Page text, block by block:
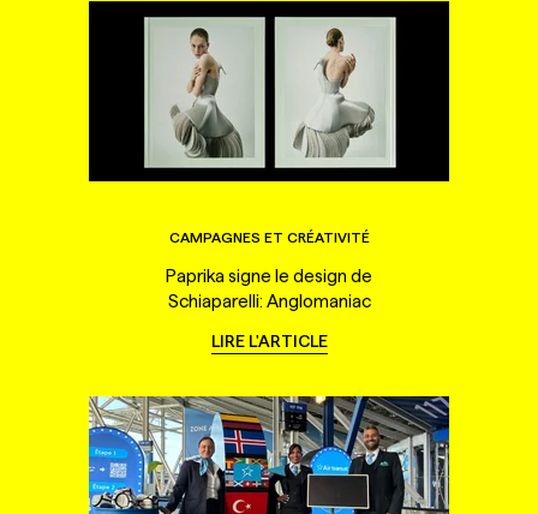
CAMPAGNES ET CRÉATIVITÉ
Paprika signe le design de
Schiaparelli: Anglomaniac
LIRE L'ARTICLE